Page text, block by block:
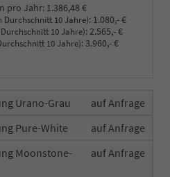
pro Jahr: 1.386,48 €
Durchschnitt 10 Jahre): 1.080,- €
10 Jahre):2.565,- €
10 Jahre):3.960,- €
Urano-Grau auf Anfrage
Pure-White auf Anfrage
Moonstone-
auf Anfrage